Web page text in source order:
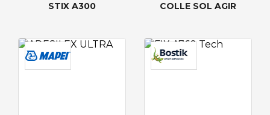
STIX A300 COLLE SOL AGIR